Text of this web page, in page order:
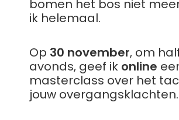
bomen het bos niet
ik helemaal.
Op 30 november, om
avonds, geef ik online
masterclass over het
jouw overgangsklachten.